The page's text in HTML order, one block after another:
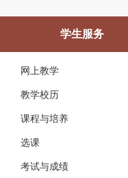
学生服务
网上教学
教学校历
课程与培养
选课
考试与成绩